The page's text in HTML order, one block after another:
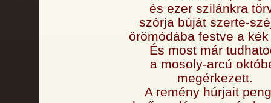
és ezer szilánkra
szórja búját szerte-
örömódába festve a
És most már
a mosoly-arcú
megérkezett.
A remény húrjait